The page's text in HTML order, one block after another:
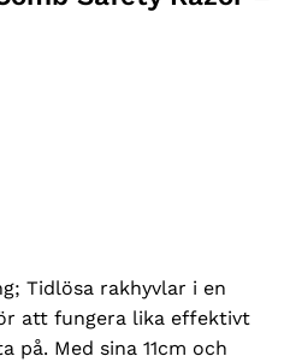
Tidlösa rakhyvlar i en
att fungera lika effektivt
på. Med sina 11cm och